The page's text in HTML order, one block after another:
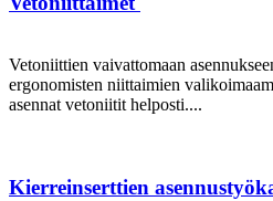
Vetoniittien vaivattomaan
ergonomisten niittaimien
asennat vetoniitit helposti....
Kierreinserttien